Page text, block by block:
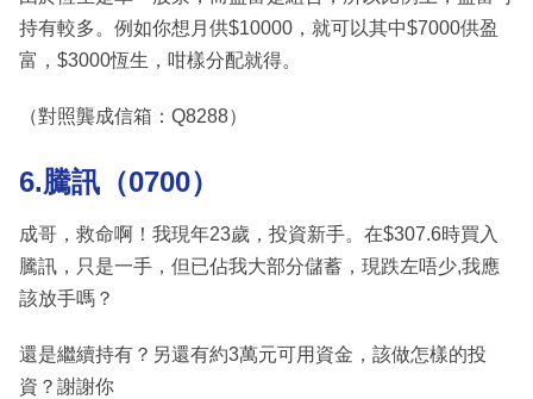
持有較多。例如你想月供$10000，就可以其中$7000供盈
富，$3000恆生，咁樣分配就得。
（對照龔成信箱：Q8288）
6.騰訊（0700）
成哥，救命啊！我現年23歲，投資新手。在$307.6時買入
騰訊，只是一手，但已佔我大部分儲蓄，現跌左唔少,我應
該放手嗎？
還是繼續持有？另還有約3萬元可用資金，該做怎樣的投
資？謝謝你